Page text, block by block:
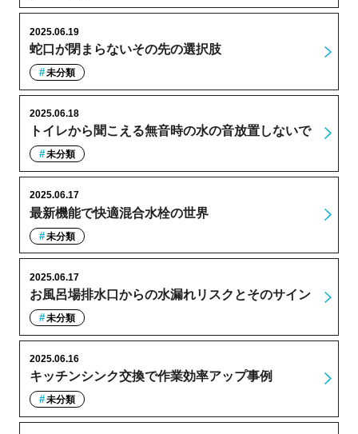
蛇口が閉まらないその先の選択肢
2025.06.19
未分類
トイレから聞こえる無音時の水の音放置しないで
2025.06.18
未分類
最新機能で快適混合水栓の世界
2025.06.17
未分類
お風呂場排水口からの水漏れリスクとそのサイン
2025.06.17
未分類
キッチンシンク交換で作業効率アップ事例
2025.06.16
未分類